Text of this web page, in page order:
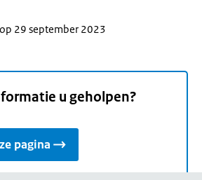
29 september 2023
u geholpen?
pagina